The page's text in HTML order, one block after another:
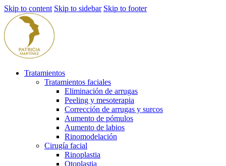
Skip to content Skip to sidebar Skip to footer
Tratamientos
Tratamientos faciales
Eliminación de arrugas
Peeling y mesoterapia
Corrección de arrugas y surcos
Aumento de pómulos
Aumento de labios
Rinomodelación
Cirugía facial
Rinoplastia
Otoplastia